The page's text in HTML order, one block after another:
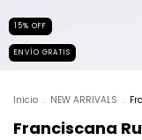
15% OFF
ENVÍO GRATIS
Inicio . NEW ARRIVALS .
Franciscana